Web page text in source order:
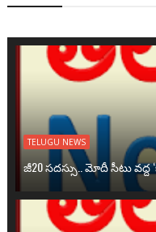
TELUGU NEWS
జీ20 సదస్సు.. మోదీ సీటు వద్ద